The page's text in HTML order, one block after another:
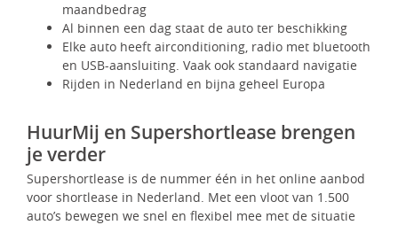
maandbedrag
Al binnen een dag staat de auto ter beschikking
Elke auto heeft airconditioning, radio met bluetooth
en USB-aansluiting. Vaak ook standaard navigatie
Rijden in Nederland en bijna geheel Europa
HuurMij en Supershortlease brengen
je verder
Supershortlease is de nummer één in het online aanbod
voor shortlease in Nederland. Met een vloot van 1.500
auto’s bewegen we snel en flexibel mee met de situatie